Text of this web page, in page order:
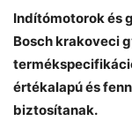
Indítómotorok és
Bosch krakoveci
értékalapú és
biztosítanak.